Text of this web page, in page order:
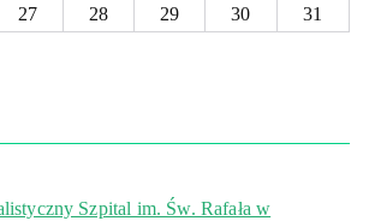
27 28 29 30 31
Szpital im. Św. Rafała w